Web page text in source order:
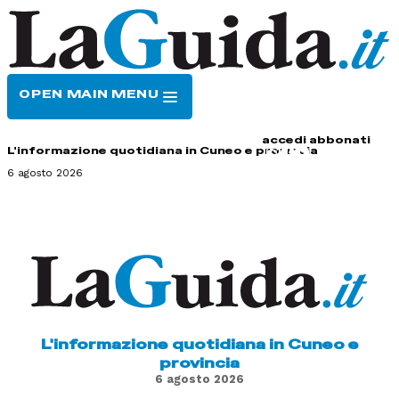
OPEN MAIN MENU
accedi abbonati
L'informazione quotidiana in Cuneo e provincia
6 agosto 2026
L'informazione quotidiana in Cuneo e
provincia
6 agosto 2026